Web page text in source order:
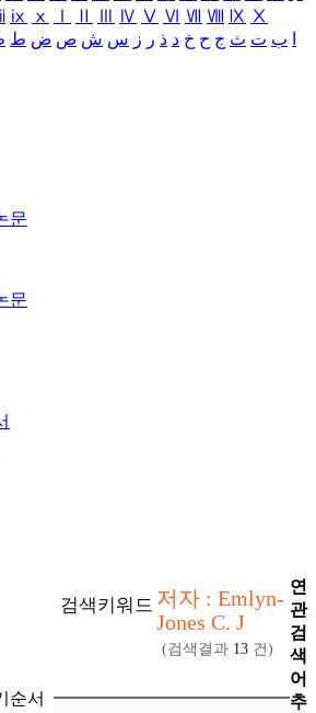
ⅸ ⅹ Ⅳ Ⅴ Ⅵ Ⅶ Ⅷ Ⅸ Ⅹ
ب ت ث ج ح خ د ذ ر ز س ش ص ض ط
문
문
순서
검색키워드 저자 : Emlyn-
Jones C. J
(검색결과 13 건)
연
관
검
색
어
추